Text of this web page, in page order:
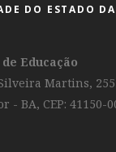
DO ESTADO
Educação
Martins,
- BA, CEP: 41150-